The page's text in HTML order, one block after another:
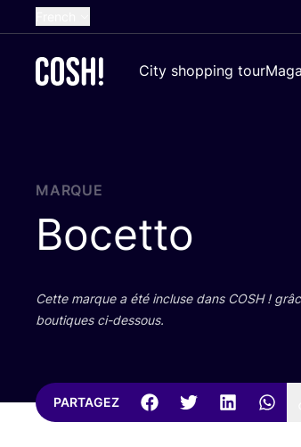
Dutch
Croatian
City shopping tour
MARQUE
Bocetto
Cette marque a été incluse dans COSH!
bou­tiques ci-dessous.
PARTAGEZ